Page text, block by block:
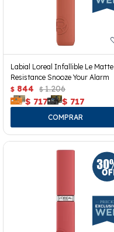
Labial Loreal Infallible Le Matte
Resistance Snooze Your Alarm
$ 844 $ 1.206
$ 717 $ 717